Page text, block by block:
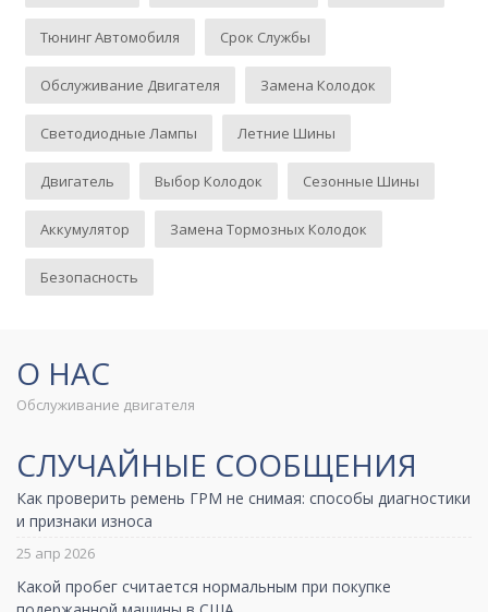
Тюнинг Автомобиля Срок Службы
Обслуживание Двигателя Замена Колодок
Светодиодные Лампы Летние Шины
Двигатель Выбор Колодок Сезонные Шины
Аккумулятор Замена Тормозных Колодок
Безопасность
О НАС
Обслуживание двигателя
СЛУЧАЙНЫЕ СООБЩЕНИЯ
Как проверить ремень ГРМ не снимая: способы диагностики
и признаки износа
25 апр 2026
Какой пробег считается нормальным при покупке